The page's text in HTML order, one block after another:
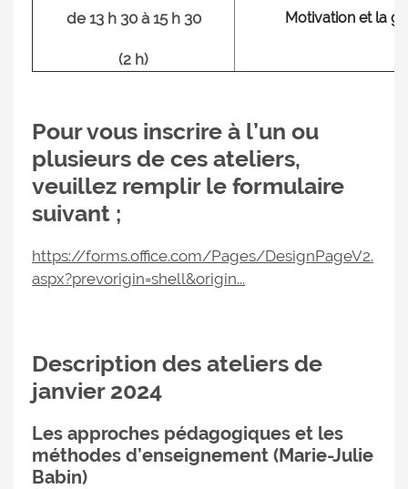
de 13 h 30 à 15 h 30
(2 h)
Motivation et la
Pour vous inscrire à l’un ou
plusieurs de ces ateliers,
veuillez remplir le formulaire
suivant ;
https://forms.office.com/Pages/DesignPageV2.
aspx?prevorigin=shell&origin...
Description des ateliers de
janvier 2024
Les approches pédagogiques et les
méthodes d’enseignement (Marie-Julie
Babin)